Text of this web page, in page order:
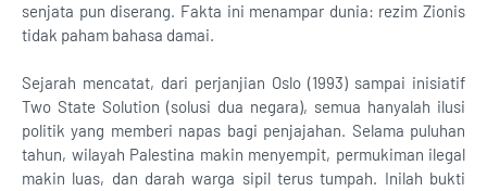
senjata pun diserang. Fakta ini menampar dunia: rezim Zionis
tidak paham bahasa damai.
Sejarah mencatat, dari perjanjian Oslo (1993) sampai inisiatif
Two State Solution (solusi dua negara), semua hanyalah ilusi
politik yang memberi napas bagi penjajahan. Selama puluhan
tahun, wilayah Palestina makin menyempit, permukiman ilegal
makin luas, dan darah warga sipil terus tumpah. Inilah bukti